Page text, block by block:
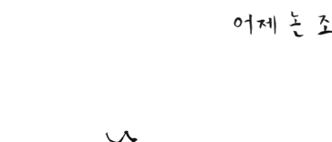
MENU